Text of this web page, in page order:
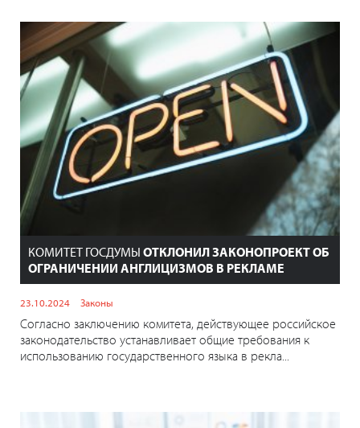
КОМИТЕТ ГОСДУМЫ ОТКЛОНИЛ ЗАКОНОПРОЕКТ ОБ
ОГРАНИЧЕНИИ АНГЛИЦИЗМОВ В РЕКЛАМЕ
23.10.2024 Законы
Согласно заключению комитета, действующее российское
законодательство устанавливает общие требования к
использованию государственного языка в рекла...